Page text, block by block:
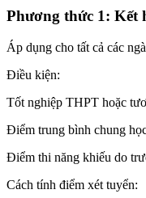
Phương thức 1: Kết
Áp dụng cho tất cả các
Điều kiện:
Tốt nghiệp THPT hoặc
Điểm trung bình chung
Điểm thi năng khiếu do
Cách tính điểm xét tuyển: